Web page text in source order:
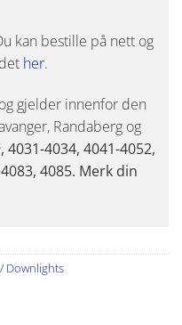
kan bestille på nett og
her.
gjelder innenfor den
Randaberg og
4031-4034, 4041-4052,
4085. Merk din
Downlights